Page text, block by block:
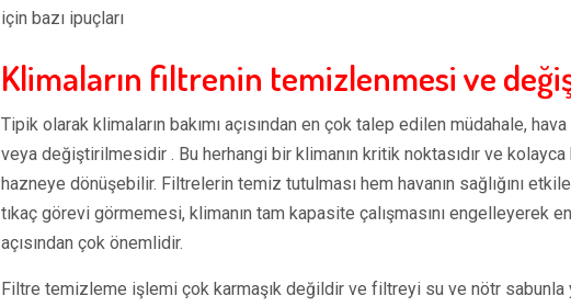
için bazı ipuçları
Klimaların filtrenin temizlenmesi ve
Tipik olarak klimaların bakımı açısından en çok talep edilen müdahale,
veya değiştirilmesidir . Bu herhangi bir klimanın kritik noktasıdır ve
hazneye dönüşebilir. Filtrelerin temiz tutulması hem havanın sağlığını
tıkaç görevi görmemesi, klimanın tam kapasite çalışmasını engelleyerek
açısından çok önemlidir.
Filtre temizleme işlemi çok karmaşık değildir ve filtreyi su ve nötr sabunla